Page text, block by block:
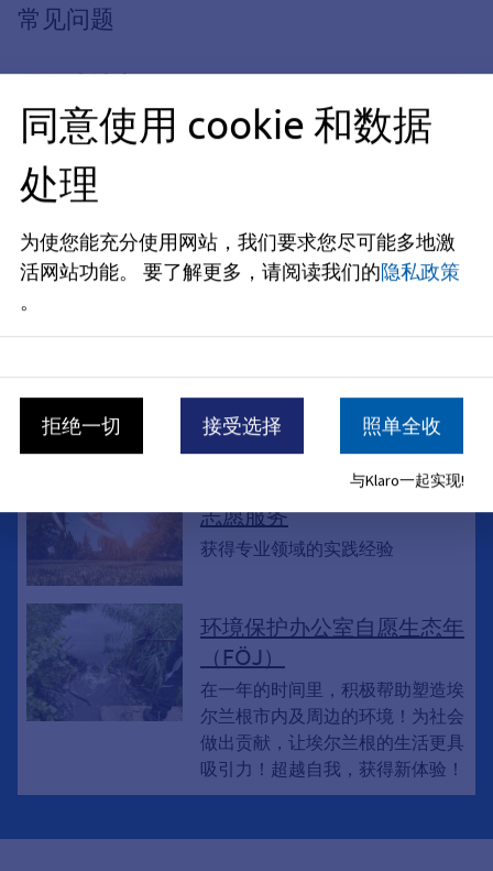
常见问题
如何申请实习？
提供哪些实习机会？
社会工作学期实习, 社会工作实习, 开放
式青年社会工作
开放式青年社会工作实习
社会学课程学生的学期实习
教育, 教育机会, 青少年, 家长, 学校, 教
育, 研究, 职业选择, 专业
志愿服务
获得专业领域的实践经验
环境保护办公室自愿生态年
（FÖJ）
在一年的时间里，积极帮助塑造埃
尔兰根市内及周边的环境！为社会
做出贡献，让埃尔兰根的生活更具
吸引力！超越自我，获得新体验！
同意使用 cookie 和数据
处理
为使您能充分使用网站，我们要求您尽可能多地激
活网站功能。
要了解更多，请阅读我们的隐私政策
。
拒绝一切 接受选择 照单全收
与Klaro一起实现!